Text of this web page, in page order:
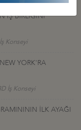
ÇAĞRI:
İŞ BİRLİĞİNİ
Konseyi
YORK'RA
İş Konseyi
İLK AYAĞI